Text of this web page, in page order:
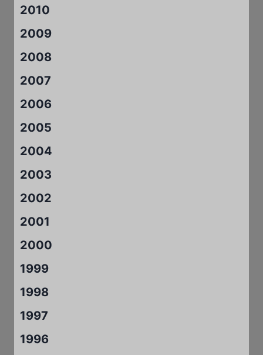
2010
2009
2008
2007
2006
2005
2004
2003
2002
2001
2000
1999
1998
1997
1996